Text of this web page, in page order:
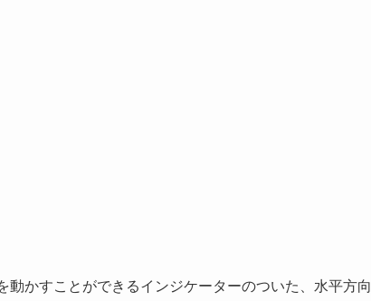
かすことができるインジケーターのついた、水平方向